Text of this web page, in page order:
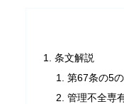
条文解説
第67条の5
管理不全専